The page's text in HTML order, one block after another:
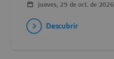
jueves, 29 de oct. de 2026
Descubrir